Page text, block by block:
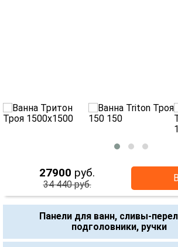
27900 руб.
34 440 руб.
Панели для ванн, сливы-
подголовники, ручки